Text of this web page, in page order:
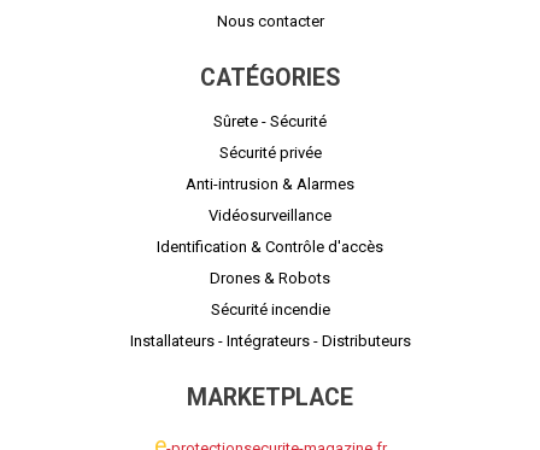
Nous contacter
CATÉGORIES
Sûrete - Sécurité
Sécurité privée
Anti-intrusion & Alarmes
Vidéosurveillance
Identification & Contrôle d'accès
Drones & Robots
Sécurité incendie
Installateurs - Intégrateurs - Distributeurs
MARKETPLACE